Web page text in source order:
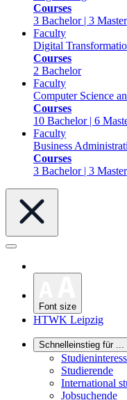
Courses
3 Bachelor | 3 Master
Faculty
Digital
Courses
2 Bachelor
Faculty
Computer Science
Courses
10 Bachelor | 6
Faculty
Business
Courses
3 Bachelor | 3 Master
Font size
HTWK Leipzig
Schnelleinstieg für ...
Studierende
International
Jobsuchende